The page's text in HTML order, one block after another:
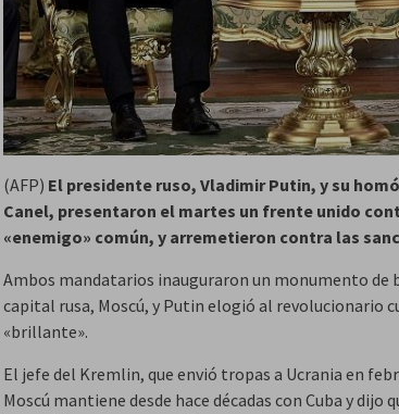
(AFP) El presidente ruso, Vladimir Putin, y su
Canel, presentaron el martes un frente unido
«enemigo» común, y arremetieron contra las
Ambos mandatarios inauguraron un monumento de
capital rusa, Moscú, y Putin elogió al revolucionario
«brillante».
El jefe del Kremlin, que envió tropas a Ucrania en
Moscú mantiene desde hace décadas con Cuba y dijo